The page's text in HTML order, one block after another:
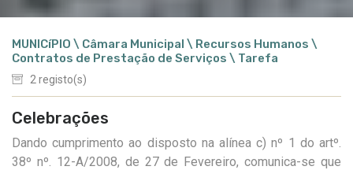
MUNICíPIO \ Câmara Municipal \ Recursos Humanos \
Contratos de Prestação de Serviços \ Tarefa
2 registo(s)
Celebrações
Dando cumprimento ao disposto na alínea c) nº 1 do artº.
38º nº. 12-A/2008, de 27 de Fevereiro, comunica-se que